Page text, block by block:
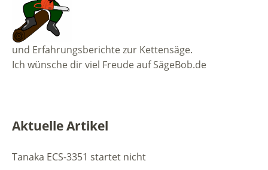
und Erfahrungsberichte zur Kettensäge.
Ich wünsche dir viel Freude auf SägeBob.de
Aktuelle Artikel
Tanaka ECS-3351 startet nicht